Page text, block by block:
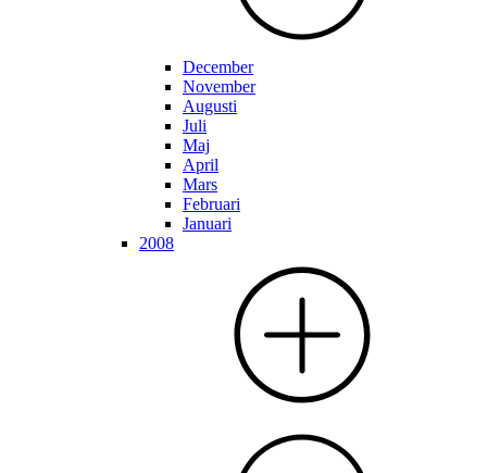
December
November
Augusti
Juli
Maj
April
Mars
Februari
Januari
2008